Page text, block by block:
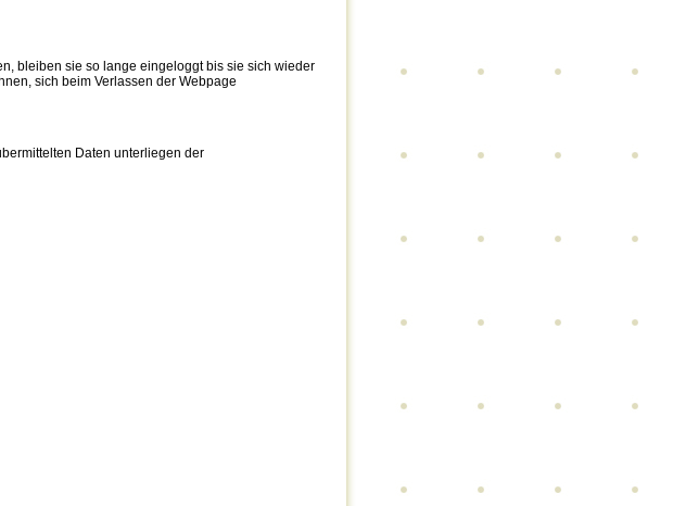
bleiben sie so lange eingeloggt bis sie sich wieder
sich beim Verlassen der Webpage
Daten unterliegen der